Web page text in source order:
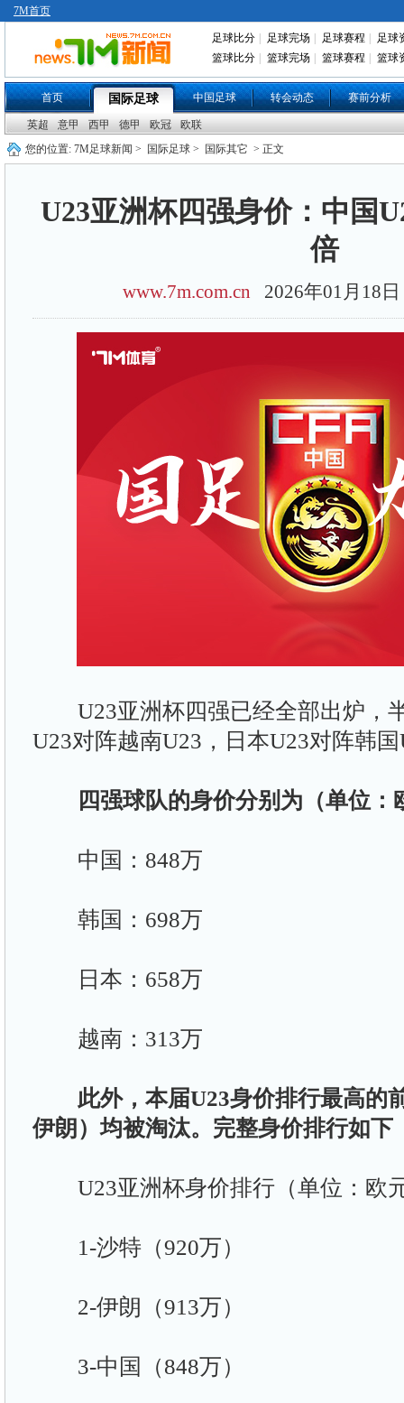
7M首页
足球比分 足球完场 足球赛程
足球
篮球比分
篮球完场 篮球赛程 篮球
首页 国际足球 中国足球 转会动态 赛前分析
英超 意甲 西甲 德甲 欧冠
欧联
您的位置: 7M足球新闻 > 国际足球 > 国际其它 > 正文
U23亚洲杯四强身价：中国
倍
www.7m.com.cn 2026年01月18
U23亚洲杯四强已经全部出炉，
U23对阵越南U23，日本U23对阵韩
四强球队的身价分别为（单位：
中国：848万
韩国：698万
日本：658万
越南：313万
此外，本届U23身价排行最高的
伊朗）均被淘汰。完整身价排行如下
U23亚洲杯身价排行（单位：欧
1-沙特（920万）
2-伊朗（913万）
3-中国（848万）